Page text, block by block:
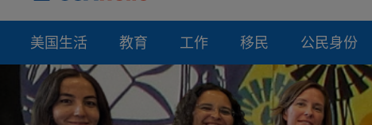
美国生活 教育 工作 移民 公民身份